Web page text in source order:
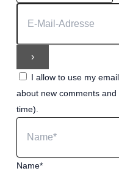
I allow to use my
about new comments
time).
Name*